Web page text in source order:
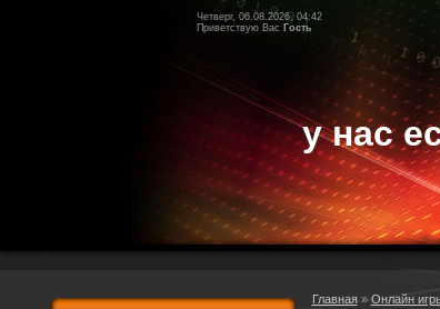
Четверг, 06.08.2026, 04:42
Приветствую Вас Гость
у нас
Главная» Онлайн